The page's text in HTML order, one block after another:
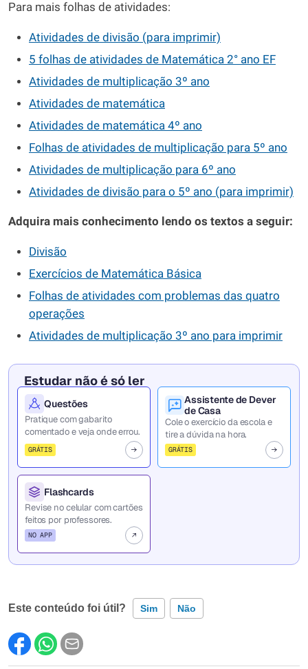
Para mais folhas de atividades:
Atividades de divisão (para imprimir)
5 folhas de atividades de Matemática 2° ano EF
Atividades de multiplicação 3º ano
Atividades de matemática
Atividades de matemática 4º ano
Folhas de atividades de multiplicação para 5º ano
Atividades de multiplicação para 6º ano
Atividades de divisão para o 5º ano (para imprimir)
Adquira mais conhecimento lendo os textos a seguir:
Divisão
Exercícios de Matemática Básica
Folhas de atividades com problemas das quatro
operações
Atividades de multiplicação 3º ano para imprimir
Estudar não é só ler
Questões
Pratique com gabarito
comentado e veja onde errou.
GRÁTIS
Assistente de Dever
de Casa
Cole o exercício da escola e
tire a dúvida na hora.
GRÁTIS
Flashcards
Revise no celular com cartões
feitos por professores.
NO APP
Este conteúdo foi útil? Sim Não
Este conteúdo contém informação incorreta